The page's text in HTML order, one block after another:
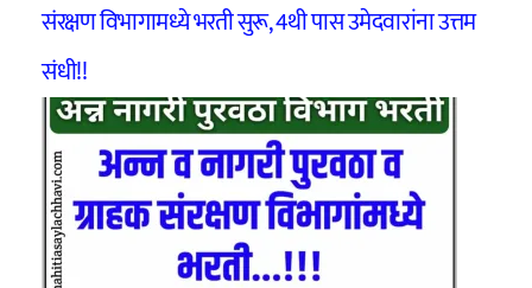
संरक्षण विभागामध्ये भरती सुरू, 4थी पास उमेदवारांना उत्तम
संधी!!